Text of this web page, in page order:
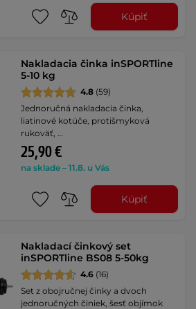
Kúpiť
Nakladacia činka inSPORTline
5-10 kg
4.8 (59)
Jednoručná nakladacia činka,
liatinové kotúče, protišmyková
rukoväť, …
25,90 €
na sklade – 11.8. u Vás
Kúpiť
Nakladací činkový set
inSPORTline BS08 5-50kg
4.6 (16)
Set z obojručnej činky a dvoch
jednoručných činiek, šesť objímok